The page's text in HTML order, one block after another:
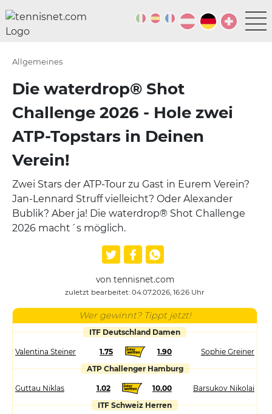
Allgemeines
Die waterdrop® Shot
Challenge 2026 - Hole zwei
ATP-Topstars in Deinen
Verein!
Zwei Stars der ATP-Tour zu Gast in Eurem Verein?
Jan-Lennard Struff vielleicht? Oder Alexander
Bublik? Aber ja! Die waterdrop® Shot Challenge
2026 macht´s möglich.
von tennisnet.com
zuletzt bearbeitet: 04.07.2026, 16:26 Uhr
Wer gewinnt? Tippt jetzt!
ITF Deutschland Damen
Valentina Steiner 1.75 1.90
Sophie Greiner
ATP Challenger Hamburg
Guttau Niklas 1.02 10.00
Barsukov Nikolai
ITF Schweiz Herren